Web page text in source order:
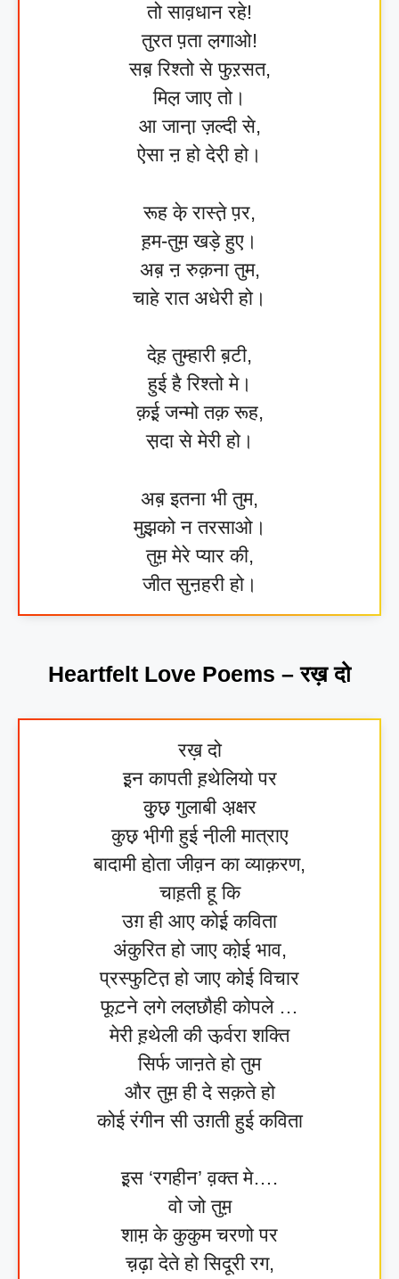
तो साव़धान रहे!
तुरत प़ता ल़गाओ!
सब़ रिश्तो से फुऱसत,
मिल़ जाए तो।
आ जाना़ ज़ल्दी से,
ऐसा ऩ हो देरी़ हो।
रूह के़ रास्ते़ प़र,
ह़म-तुम़ खड़े हुए।
अब़ ऩ रुक़ना तुम,
चाहे रात अधेरी हो।
देह़ तुम्हारी ब़टी,
हुई है रिश्तो मे।
क़ई़ जन्मो तक़ रूह,
स़दा से मेरी हो।
अब़ इतना भी तुम,
मुझ़को न तरसाओ।
तुम़ मेरे प्यार की,
जीत सुऩहरी हो।
Heartfelt Love Poems – रख़ दो
रख़ दो
इ़न कापती ह़थेलियो पर
कु़छ़ गुलाबी अ़क्षर
कुछ़ भी़गी हुई नी़ली मात्राए
बादामी हो़ता जीव़न का व्याक़रण,
चाह़ती हू कि
उग़ ही आए कोई़ कविता
अंकुरित हो जाए को़ई भाव,
प्रस्फुटित़ हो जाए कोई विचार
फूट़ने ल़गे लल़छौही कोपले …
मेरी ह़थेली की ऊ़र्वरा शक्ति
सिर्फ जाऩते हो तुम
और तुम़ ही दे सक़ते हो
कोई रंगीन सी उग़ती हुई कविता
इ़स ‘रगहीन’ व़क्त मे….
वो जो तुम़
शाम़ के कुकुम चरणो पर
च़ढ़ा देते हो सिदूरी रग,